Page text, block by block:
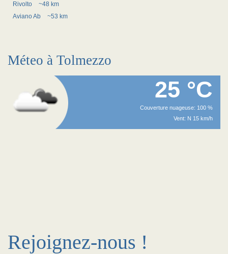
Rivolto
~48 km
Aviano Ab
~53 km
Méteo à Tolmezzo
25 °C
Couverture nuageuse: 100 %
Vent: N 15 km/h
Rejoignez-nous !